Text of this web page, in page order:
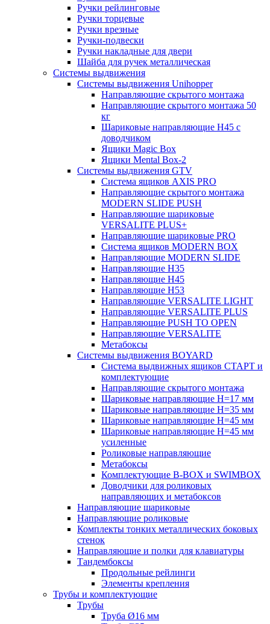
Ручки рейлинговые
Ручки торцевые
Ручки врезные
Ручки-подвески
Ручки накладные для двери
Шайба для ручек металлическая
Системы выдвижения
Системы выдвижения Unihopper
Направляющие скрытого монтажа
Направляющие скрытого монтажа 50
кг
Шариковые направляющие H45 с
доводчиком
Ящики Magic Box
Ящики Mental Box-2
Системы выдвижения GTV
Система ящиков AXIS PRO
Направляющие скрытого монтажа
MODERN SLIDE PUSH
Направляющие шариковые
VERSALITE PLUS+
Направляющие шариковые PRO
Система ящиков MODERN BOX
Направляющие MODERN SLIDE
Направляющие H35
Направляющие H45
Направляющие H53
Направляющие VERSALITE LIGHT
Направляющие VERSALITE PLUS
Направляющие PUSH TO OPEN
Направляющие VERSALITE
Метабоксы
Системы выдвижения BOYARD
Система выдвижных ящиков СТАРТ и
комплектующие
Направляющие скрытого монтажа
Шариковые направляющие H=17 мм
Шариковые направляющие H=35 мм
Шариковые направляющие H=45 мм
Шариковые направляющие H=45 мм
усиленные
Роликовые направляющие
Метабоксы
Комплектующие B-BOX и SWIMBOX
Доводчики для роликовых
направляющих и метабоксов
Направляющие шариковые
Направляющие роликовые
Комплекты тонких металлических боковых
стенок
Направляющие и полки для клавиатуры
Тандембоксы
Продольные рейлинги
Элементы крепления
Трубы и комплектующие
Трубы
Труба Ø16 мм